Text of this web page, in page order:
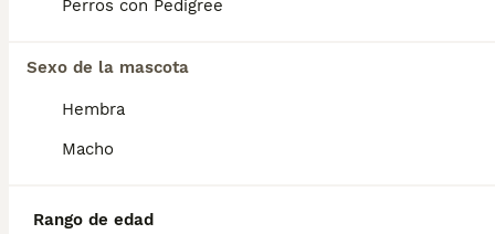
Perros con Pedigree
Sexo de la mascota
Hembra
Macho
Rango de edad
Informarse bien y comparar opciones antes
decisión.
buena mascota?